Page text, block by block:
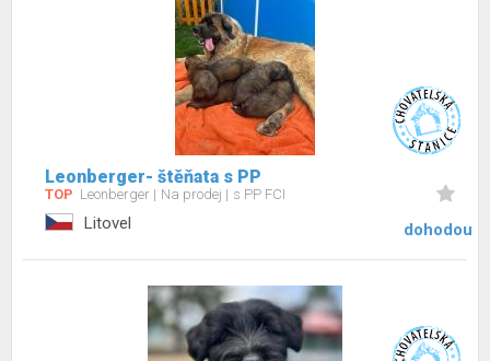
Leonberger- štěňata s PP
TOP Leonberger Na prodej s PP FCI
Litovel dohodou